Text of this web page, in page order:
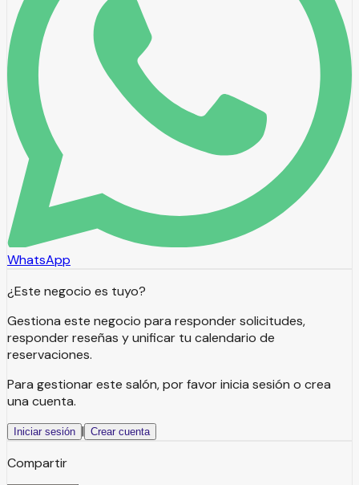
WhatsApp
¿Este negocio es tuyo?
Gestiona este negocio para responder solicitudes,
responder reseñas y unificar tu calendario de
reservaciones.
Para gestionar este salón, por favor inicia sesión o crea
una cuenta.
Iniciar sesión | Crear cuenta
Compartir